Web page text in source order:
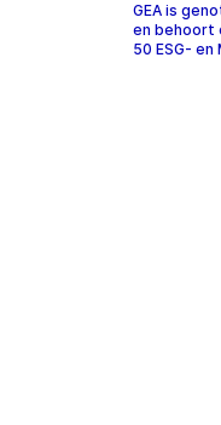
GEA is
en behoort
50 ESG-